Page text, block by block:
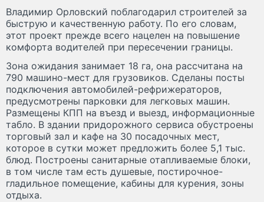
Владимир Орловский поблагодарил строителей за
быструю и качественную работу. По его словам,
этот проект прежде всего нацелен на повышение
комфорта водителей при пересечении границы.
Зона ожидания занимает 18 га, она рассчитана на
790 машино-мест для грузовиков. Сделаны посты
подключения автомобилей-рефрижераторов,
предусмотрены парковки для легковых машин.
Размещены КПП на въезд и выезд, информационные
табло. В здании придорожного сервиса обустроены
торговый зал и кафе на 30 посадочных мест,
которое в сутки может предложить более 5,1 тыс.
блюд. Построены санитарные отапливаемые блоки,
в том числе там есть душевые, постирочное-
гладильное помещение, кабины для курения, зоны
отдыха.